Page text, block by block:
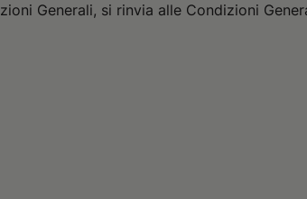
Generali, si rinvia alle Condizioni